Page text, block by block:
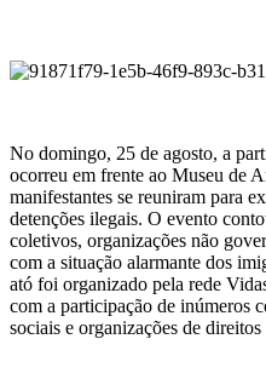
No domingo, 25 de agosto, a
ocorreu em frente ao Museu de
manifestantes se reuniram para
detenções ilegais. O evento
coletivos, organizações não
com a situação alarmante dos
ató foi organizado pela rede
com a participação de inúmeros
sociais e organizações de direitos